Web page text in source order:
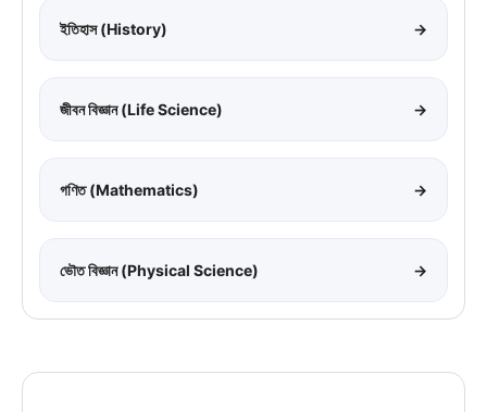
ইতিহাস (History) →
জীবন বিজ্ঞান (Life Science) →
গণিত (Mathematics) →
ভৌত বিজ্ঞান (Physical Science) →